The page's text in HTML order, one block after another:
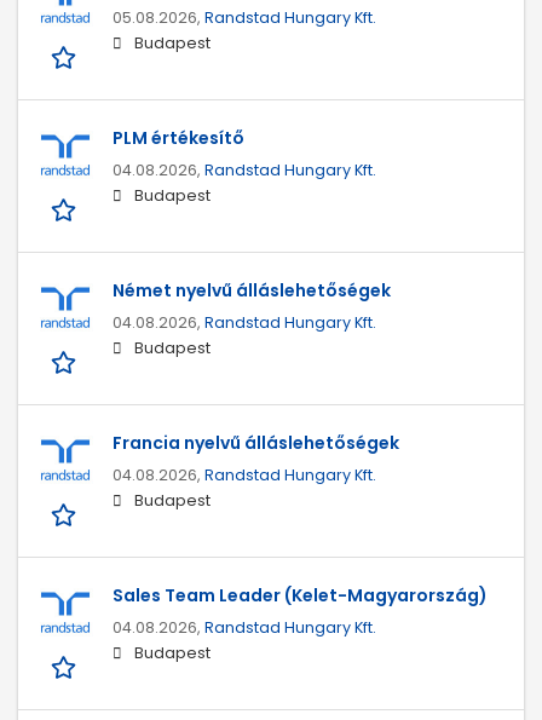
05.08.2026, Randstad Hungary Kft.
Budapest
PLM értékesítő
04.08.2026, Randstad Hungary Kft.
Budapest
Német nyelvű álláslehetőségek
04.08.2026, Randstad Hungary Kft.
Budapest
Francia nyelvű álláslehetőségek
04.08.2026, Randstad Hungary Kft.
Budapest
Sales Team Leader (Kelet-Magyarország)
04.08.2026, Randstad Hungary Kft.
Budapest